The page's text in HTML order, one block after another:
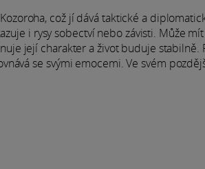
což jí dává taktické a
i rysy sobectví nebo závisti. Může
její charakter a život buduje stabilně.
se svými emocemi. Ve svém